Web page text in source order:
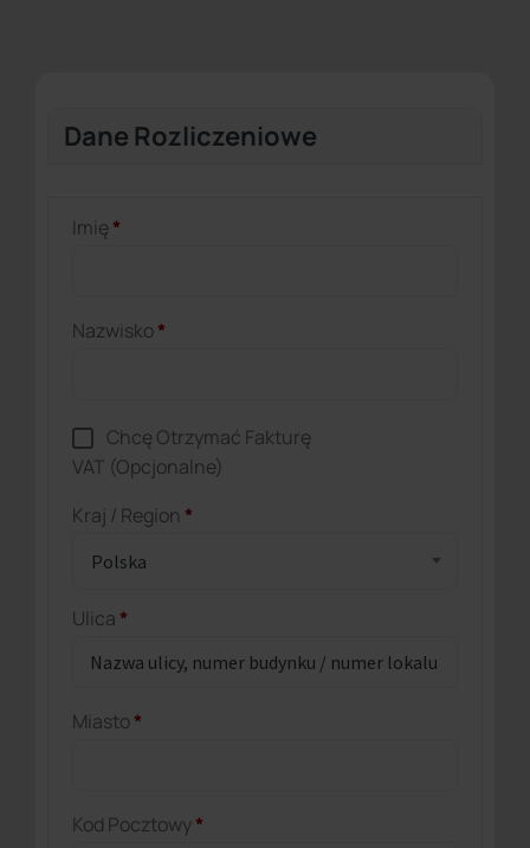
Dane Rozliczeniowe
Imię*
Nazwisko*
Chcę Otrzymać Fakturę
VAT (opcjonalne)
Kraj / Region *
Polska
Ulica *
Miasto*
Kod Pocztowy*